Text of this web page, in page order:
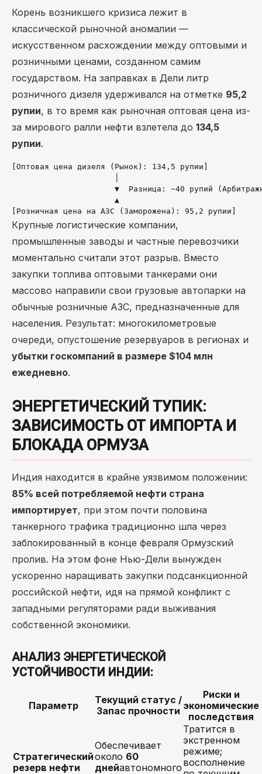
Корень возникшего кризиса лежит в
классической рыночной аномалии —
искусственном расхождении между оптовыми и
розничными ценами, созданном самим
государством. На заправках в Дели литр
розничного дизеля удерживался на отметке 95,2
рупии, в то время как рыночная оптовая цена из-
за мирового ралли нефти взлетела до 134,5
рупии.
[Оптовая цена дизеля (Рынок): 134,5 рупии]
▼  Разница: ~40 рупий
                      ▲
Крупные логистические компании,
промышленные заводы и частные перевозчики
моментально считали этот разрыв. Вместо
закупки топлива оптовыми танкерами они
массово направили свои грузовые автопарки на
обычные розничные АЗС, предназначенные для
населения. Результат: многокилометровые
очереди, опустошение резервуаров в регионах и
убытки госкомпаний в размере $104 млн
ежедневно.
ЭНЕРГЕТИЧЕСКИЙ ТУПИК:
ЗАВИСИМОСТЬ ОТ ИМПОРТА И
БЛОКАДА ОРМУЗА
Индия находится в крайне уязвимом положении:
85% всей потребляемой нефти страна
импортирует, при этом почти половина
танкерного трафика традиционно шла через
заблокированный в конце февраля Ормузский
пролив. На этом фоне Нью-Дели вынужден
ускоренно наращивать закупки подсанкционной
российской нефти, идя на прямой конфликт с
западными регуляторами ради выживания
собственной экономики.
АНАЛИЗ ЭНЕРГЕТИЧЕСКОЙ
УСТОЙЧИВОСТИ ИНДИИ:
Параметр
Текущий статус /
Запас прочности
Риски и
экономические
последствия
Стратегический
резерв нефти
Обеспечивает
около 60
днейавтономного
Тратится в
экстренном
режиме;
восполнение